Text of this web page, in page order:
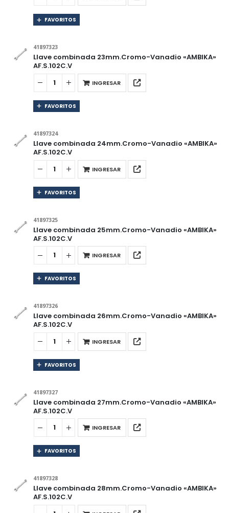
FAVORITOS
41897323
Llave combinada 23mm.Cromo-Vanadio «AMBIKA»
AF.S.102C.V
INGRESAR
FAVORITOS
41897324
Llave combinada 24mm.Cromo-Vanadio «AMBIKA»
AF.S.102C.V
INGRESAR
FAVORITOS
41897325
Llave combinada 25mm.Cromo-Vanadio «AMBIKA»
AF.S.102C.V
INGRESAR
FAVORITOS
41897326
Llave combinada 26mm.Cromo-Vanadio «AMBIKA»
AF.S.102C.V
INGRESAR
FAVORITOS
41897327
Llave combinada 27mm.Cromo-Vanadio «AMBIKA»
AF.S.102C.V
INGRESAR
FAVORITOS
41897328
Llave combinada 28mm.Cromo-Vanadio «AMBIKA»
AF.S.102C.V